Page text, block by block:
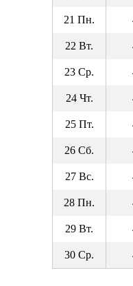
21 Пн.
22 Вт.
23 Ср.
24 Чт.
25 Пт.
26 Сб.
27 Вс.
28 Пн.
29 Вт.
30 Ср.